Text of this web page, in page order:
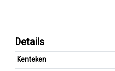
Details
Kenteken